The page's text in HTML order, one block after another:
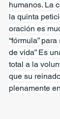
humanos. La
la quinta
oración es
“fórmula”
de vida” Es
total a la
que su
plenamente